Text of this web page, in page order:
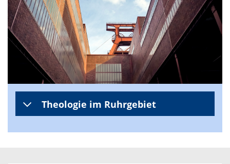
Theologie im Ruhrgebiet